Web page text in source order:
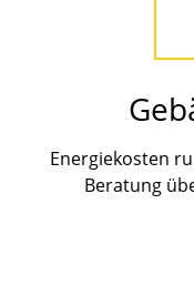
Energiekosten
Beratung